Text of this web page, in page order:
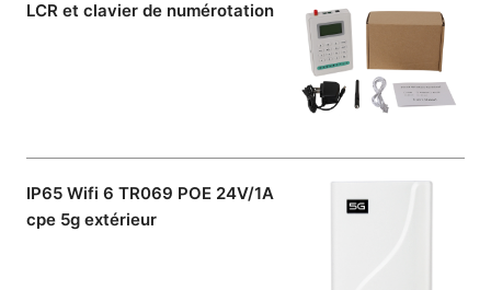
LCR et clavier de numérotation
IP65 Wifi 6 TR069 POE 24V/1A
cpe 5g extérieur